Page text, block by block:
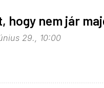
hogy nem jár
29., 10:00